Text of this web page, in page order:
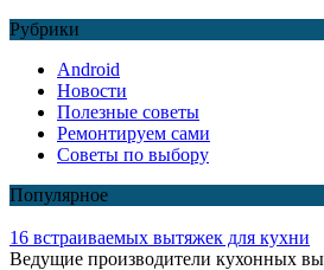
Рубрики
Android
Новости
Полезные советы
Ремонтируем сами
Советы по выбору
Популярное
16 встраиваемых вытяжек для кухни
Ведущие производители кухонных